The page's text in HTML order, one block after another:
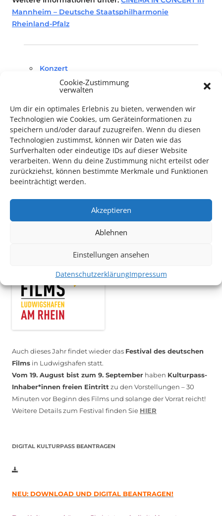
Cookie-Zustimmung
verwalten
Um dir ein optimales Erlebnis zu bieten, verwenden wir
Technologien wie Cookies, um Geräteinformationen zu
speichern und/oder darauf zuzugreifen. Wenn du diesen
Technologien zustimmst, können wir Daten wie das
Surfverhalten oder eindeutige IDs auf dieser Website
verarbeiten. Wenn du deine Zustimmung nicht erteilst oder
zurückziehst, können bestimmte Merkmale und Funktionen
beeinträchtigt werden.
Akzeptieren
Ablehnen
Einstellungen ansehen
DatenschutzerklärungImpressum
Mannheim – Deutsche Staatsphilharmonie
Rheinland-Pfalz
Konzert
TECHNIK SUPPORT GESUCHT!
Das Kulturparkett freut sich stets überehrenamtliche
Mithilfe im Bereich Technik
Auch dieses Jahr findet wieder das Festival des deutschen
Films in Ludwigshafen statt.
Vom 19. August bist zum 9. September haben Kulturpass-
Inhaber*innen freien Eintritt zu den Vorstellungen – 30
Minuten vor Beginn des Films und solange der Vorrat reicht!
Weitere Details zum Festival finden Sie HIER
DIGITAL KULTURPASS BEANTRAGEN
NEU: DOWNLOAD UND DIGITAL BEANTRAGEN!